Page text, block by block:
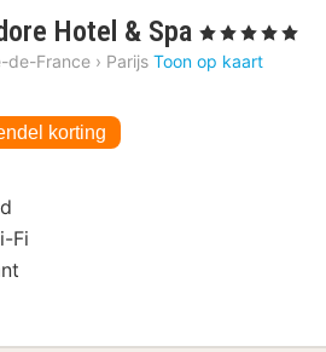
Hotel & Spa 1
nacht
, 5 Sterren
de-France › Parijs Toon op kaart
korting
Fi